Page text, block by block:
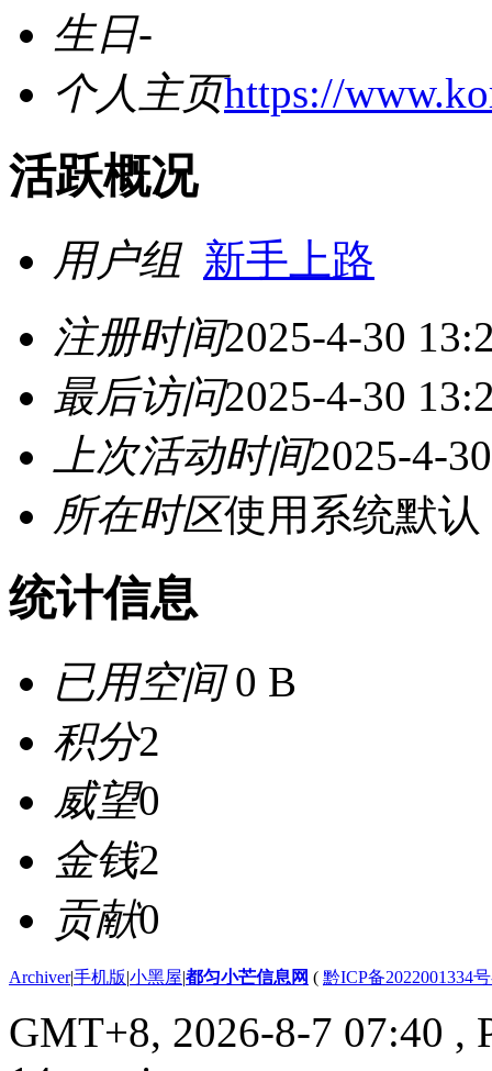
生日-
个人主页https://
活跃概况
用户组 新手上路
注册时间2025-4-30
最后访问2025-4-30
上次活动时间2025-4-
所在时区使用系统默认
统计信息
已用空间0 B
积分2
威望0
金钱2
贡献0
Archiver|手机版|小黑屋|都匀小芒信息网 ( 黔ICP备2022001334
GMT+8, 2026-8-7 07:40 ,